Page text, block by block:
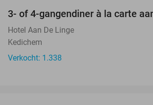
3- of 4-gangendiner à la carte
Hotel Aan De Linge
Kedichem
Verkocht: 1.338